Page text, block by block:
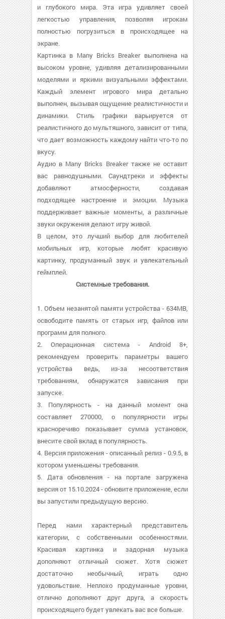
и глубокого мира. Эта игра удивляет своей
легкостью управления, позволяя игрокам
полностью погрузиться в происходящее на
экране.
Картинка в Many Bricks Breaker выполнена на
высоком уровне, удивляя детализированными
моделями и яркими визуальными эффектами.
Каждый элемент игрового мира детально
выполнен, вызывая ощущение реалистичности и
динамики. Стиль графики варьируется от
реалистичного до мультяшного, зависит от типа,
что дает возможность каждому найти что-то по
вкусу.
Аудио в Many Bricks Breaker также не оставит
вас равнодушными. Саундтреки и эффекты
добавляют атмосферности, создавая
подходящее настроение и эмоции. Музыка
поддерживает важные моменты, а различные
звуки окружения делают игру живой.
В целом, это лучший выбор для любителей
мобильных игр, которые любят красивую
картинку, продуманный звук и увлекательный
геймплей.
Системные требования.
1. Объем незанятой памяти устройства - 634MB,
освободите память от старых игр, файлов или
программ для полного.
2. Операционная система - Android 8+,
рекомендуем проверить параметры вашего
устройства ведь, из-за несоответствия
требованиям, обнаружатся зависания при
запуске.
3. Популярность - на данный момент она
составляет 270000, о популярности игры
красноречиво показывает сумма установок,
внесите свой вклад в популярность.
4. Версия приложения - описанный релиз - 0.9.5, в
котором уменьшены требования.
5. Дата обновления - на портале загружена
версия от 15.10.2024 - обновите приложение, если
вы запустили предыдущую версию.
Перед нами характерный представитель
категории, с собственными особенностями.
Красивая картинка и задорная музыка
дополняют отличный сюжет. Хотя сюжет
достаточно необычный, играть одно
удовольствие. Неплохо продуманные уровни,
отлично дополняют друг друга, а скорость
происходящего будет увлекать вас все больше.